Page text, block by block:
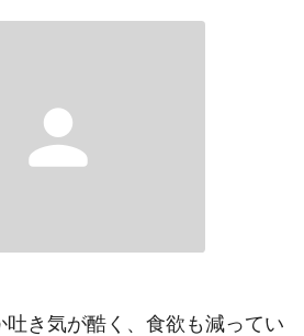
person
き気が酷く、食欲も減ってい